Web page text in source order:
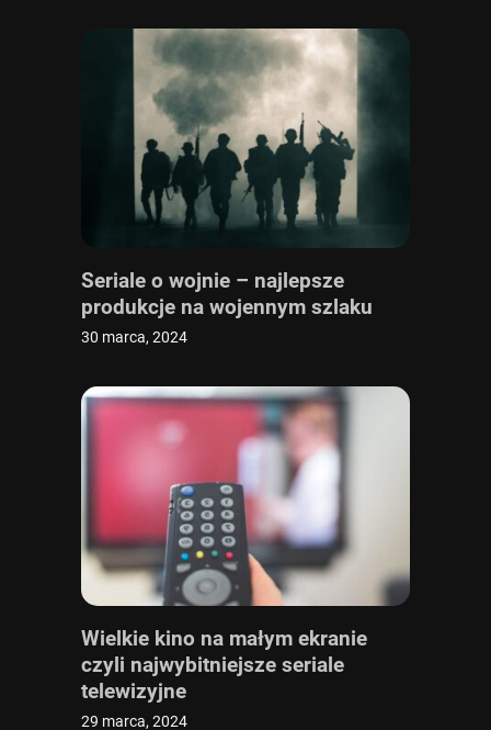
Seriale o wojnie – najlepsze
produkcje na wojennym szlaku
30 marca, 2024
Wielkie kino na małym ekranie
czyli najwybitniejsze seriale
telewizyjne
29 marca, 2024